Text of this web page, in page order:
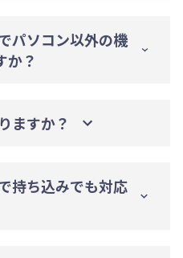
パソコン以外の機
か？
ますか？
持ち込みでも対応